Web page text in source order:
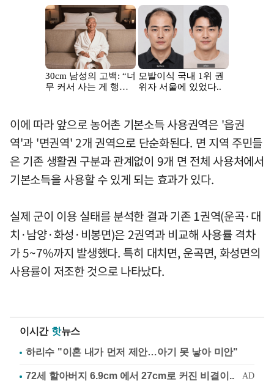
이에 따라 앞으로 농어촌 기본소득 사용권역은 '읍권
역'과 '면권역' 2개 권역으로 단순화된다. 면 지역 주민들
은 기존 생활권 구분과 관계없이 9개 면 전체 사용처에서
기본소득을 사용할 수 있게 되는 효과가 있다.
실제 군이 이용 실태를 분석한 결과 기존 1권역(운곡·대
치·남양·화성·비봉면)은 2권역과 비교해 사용률 격차
가 5~7%까지 발생했다. 특히 대치면, 운곡면, 화성면의
사용률이 저조한 것으로 나타났다.
이시간 핫뉴스
하리수 "이혼 내가 먼저 제안…아기 못 낳아 미안"